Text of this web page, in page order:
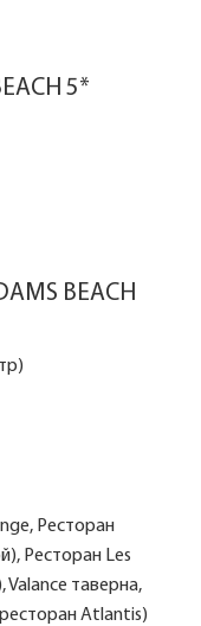
5*
BEACH
Ресторан
Ресторан Les
Valance таверна,
Atlantis)